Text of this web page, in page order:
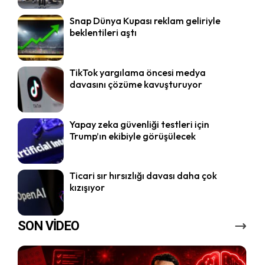
Snap Dünya Kupası reklam geliriyle
beklentileri aştı
TikTok yargılama öncesi medya
davasını çözüme kavuşturuyor
Yapay zeka güvenliği testleri için
Trump’ın ekibiyle görüşülecek
Ticari sır hırsızlığı davası daha çok
kızışıyor
SON VİDEO